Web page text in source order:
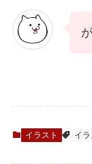
イラスト イラ